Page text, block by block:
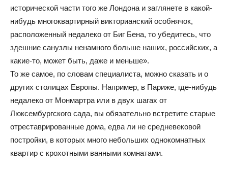
исторической части того же Лондона и заглянете в какой-
нибудь многоквартирный викторианский особнячок,
расположенный недалеко от Биг Бена, то убедитесь, что
здешние санузлы ненамного больше наших, российских, а
какие-то, может быть, даже и меньше».
То же самое, по словам специалиста, можно сказать и о
других столицах Европы. Например, в Париже, где-нибудь
недалеко от Монмартра или в двух шагах от
Люксембургского сада, вы обязательно встретите старые
отреставрированные дома, едва ли не средневековой
постройки, в которых много небольших однокомнатных
квартир с крохотными ванными комнатами.